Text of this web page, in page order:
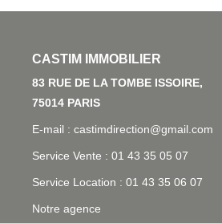
L'AGENCE
83 RUE DE LA TOMBE ISSOIRE,
E-mail : castimdirection@gmail.com
Service Vente : 01 43 35 05 07
Service Location : 01 43 35 06 07
Notre agence